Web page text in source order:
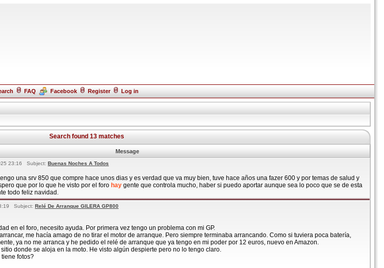
FAQ Facebook Register Log in
Search found 13 matches
Message
23:16 Subject: Buenas Noches A Todos
una srv 850 que compre hace unos dias y es verdad que va muy bien, tuve hace años una fazer 600 y por temas de salud y
que por lo que he visto por el foro hay gente que controla mucho, haber si puedo aportar aunque sea lo poco que se de esta
todo feliz navidad.
Subject: Relé De Arranque GILERA GP800
en el foro, necesito ayuda. Por primera vez tengo un problema con mi GP.
me hacía amago de no tirar el motor de arranque. Pero siempre terminaba arrancando. Como si tuviera poca batería,
ya no me arranca y he pedido el relé de arranque que ya tengo en mi poder por 12 euros, nuevo en Amazon.
donde se aloja en la moto. He visto algún despierte pero no lo tengo claro.
fotos?